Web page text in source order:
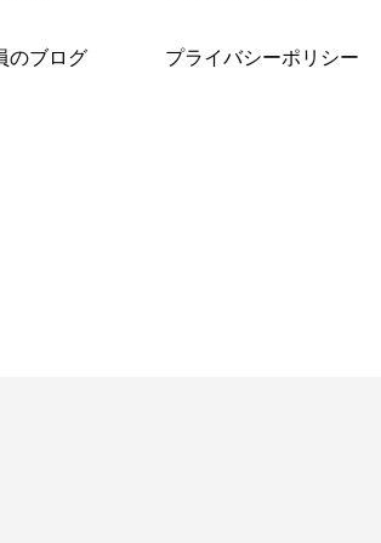
のブログ プライバシーポリシー